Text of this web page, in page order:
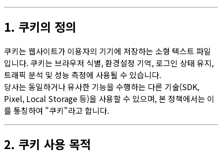
1. 쿠키의 정의
쿠키는 웹사이트가 이용자의 기기에 저장하는 소형 텍스트 파일
입니다. 쿠키는 브라우저 식별, 환경설정 기억, 로그인 상태 유지,
트래픽 분석 및 성능 측정에 사용될 수 있습니다.
당사는 동일하거나 유사한 기능을 수행하는 다른 기술(SDK,
Pixel, Local Storage 등)을 사용할 수 있으며, 본 정책에서는 이
를 통칭하여 "쿠키"라고 합니다.
2. 쿠키 사용 목적